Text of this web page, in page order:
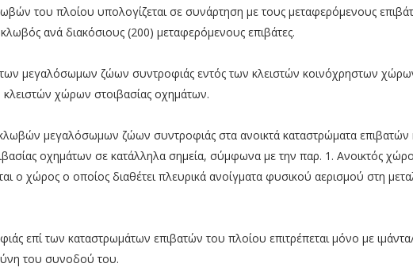
του πλοίου υπολογίζεται σε συνάρτηση με τους μεταφερόμενους
ανά διακόσιους (200) μεταφερόμενους επιβάτες.
μεγαλόσωμων ζώων συντροφιάς εντός των κλειστών κοινόχρηστων
κλειστών χώρων στοιβασίας οχημάτων.
μεγαλόσωμων ζώων συντροφιάς στα ανοικτά καταστρώματα επιβατών
οχημάτων σε κατάλληλα σημεία, σύμφωνα με την παρ. 1. Ανοικτός
ο χώρος ο οποίος διαθέτει πλευρικά ανοίγματα φυσικού αερισμού στη
επί των καταστρωμάτων επιβατών του πλοίου επιτρέπεται μόνο με
του συνοδού του.